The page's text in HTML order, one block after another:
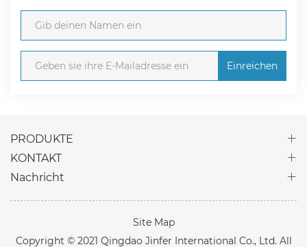
Einreichen
PRODUKTE
KONTAKT
Nachricht
Site Map
Copyright © 2021 Qingdao Jinfer International Co., Ltd. All